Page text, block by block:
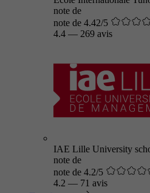
note de
note de 4.42/5
4.4 — 269 avis
IAE Lille University
note de
note de 4.2/5
4.2 — 71 avis